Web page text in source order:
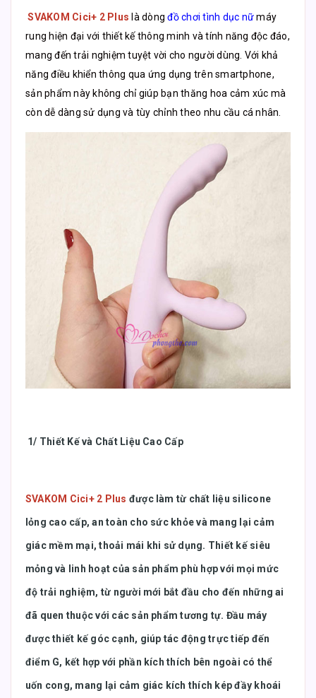
SVAKOM Cici+ 2 Plus là dòngđồ chơi tình dục nữmáy
rung hiện đại với thiết kế thông minh và tính năng độc đáo,
mang đến trải nghiệm tuyệt vời cho người dùng. Với khả
năng điều khiển thông qua ứng dụng trên smartphone,
sản phẩm này không chỉ giúp bạn thăng hoa cảm xúc mà
còn dễ dàng sử dụng và tùy chỉnh theo nhu cầu cá nhân.
1/ Thiết Kế và Chất Liệu Cao Cấp
SVAKOM Cici+ 2 Plus được làm từ chất liệu silicone
lỏng cao cấp, an toàn cho sức khỏe và mang lại cảm
giác mềm mại, thoải mái khi sử dụng. Thiết kế siêu
mỏng và linh hoạt của sản phẩm phù hợp với mọi mức
độ trải nghiệm, từ người mới bắt đầu cho đến những ai
đã quen thuộc với các sản phẩm tương tự. Đầu máy
được thiết kế góc cạnh, giúp tác động trực tiếp đến
điểm G, kết hợp với phần kích thích bên ngoài có thể
uốn cong, mang lại cảm giác kích thích kép đầy khoái